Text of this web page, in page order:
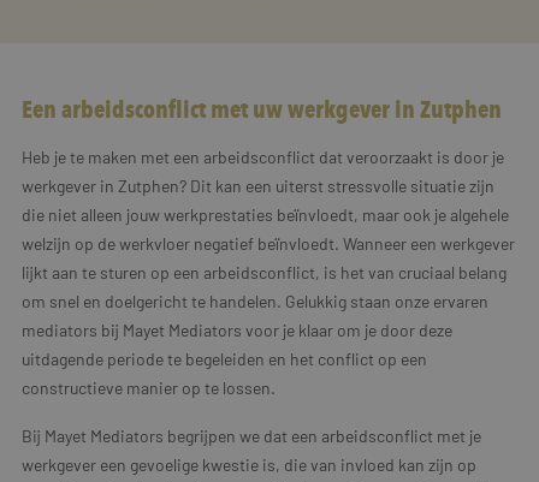
Een arbeidsconflict met uw werkgever in Zutphen
Heb je te maken met een arbeidsconflict dat veroorzaakt is door je
werkgever in Zutphen? Dit kan een uiterst stressvolle situatie zijn
die niet alleen jouw werkprestaties beïnvloedt, maar ook je algehele
welzijn op de werkvloer negatief beïnvloedt. Wanneer een werkgever
lijkt aan te sturen op een arbeidsconflict, is het van cruciaal belang
om snel en doelgericht te handelen. Gelukkig staan onze ervaren
mediators bij Mayet Mediators voor je klaar om je door deze
uitdagende periode te begeleiden en het conflict op een
constructieve manier op te lossen.
Bij Mayet Mediators begrijpen we dat een arbeidsconflict met je
werkgever een gevoelige kwestie is, die van invloed kan zijn op